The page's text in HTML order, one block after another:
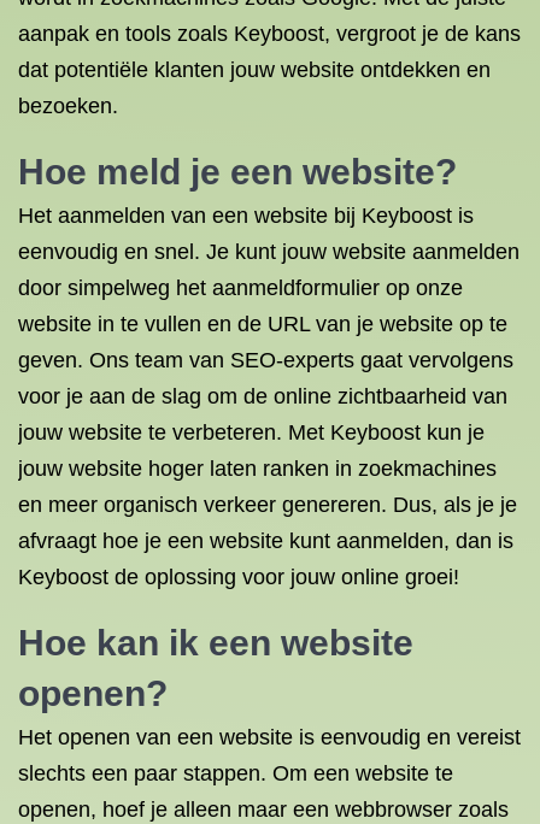
aanpak en tools zoals Keyboost, vergroot je de kans
dat potentiële klanten jouw website ontdekken en
bezoeken.
Hoe meld je een website?
Het aanmelden van een website bij Keyboost is
eenvoudig en snel. Je kunt jouw website aanmelden
door simpelweg het aanmeldformulier op onze
website in te vullen en de URL van je website op te
geven. Ons team van SEO-experts gaat vervolgens
voor je aan de slag om de online zichtbaarheid van
jouw website te verbeteren. Met Keyboost kun je
jouw website hoger laten ranken in zoekmachines
en meer organisch verkeer genereren. Dus, als je je
afvraagt hoe je een website kunt aanmelden, dan is
Keyboost de oplossing voor jouw online groei!
Hoe kan ik een website
openen?
Het openen van een website is eenvoudig en vereist
slechts een paar stappen. Om een website te
openen, hoef je alleen maar een webbrowser zoals